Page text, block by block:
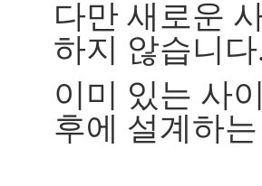
다만 새로운
하지 않습니다
이미 있는 사
후에 설계하